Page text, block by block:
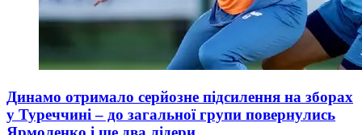
Динамо отримало серйозне підсилення на зборах
у Туреччині – до загальної групи повернулись